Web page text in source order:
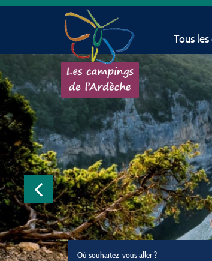
Tous
Où souhaitez-vous aller ?